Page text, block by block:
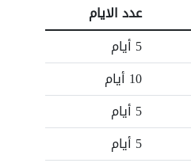
عدد الايام
5 أيام
10 أيام
5 أيام
5 أيام